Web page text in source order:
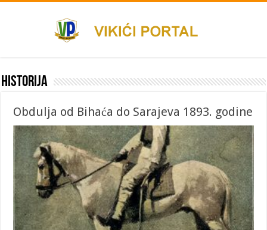
Historija
Obdulja od Bihaća do Sarajeva 1893. godine